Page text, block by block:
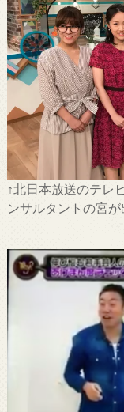
↑北日本放送のテレ
ンサルタントの宮が